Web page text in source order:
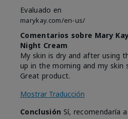
Evaluado en
marykay.com/en-us/
Comentarios sobre Mary
Night Cream
My skin is dry and after using
up in the morning and my skin
Great product.
Mostrar Traducción
Conclusión Sí, recomendaría